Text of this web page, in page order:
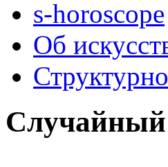
s-horoscope
Об